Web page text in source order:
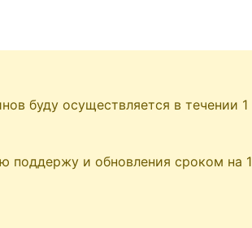
буду осуществляется в течении 1
поддержу и обновления сроком на 1